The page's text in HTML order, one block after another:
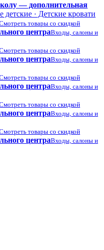
— дополнительная
· Детские кровати
товары со скидкой
центраВходы, салоны и
товары со скидкой
центраВходы, салоны и
товары со скидкой
центраВходы, салоны и
товары со скидкой
центраВходы, салоны и
товары со скидкой
центраВходы, салоны и